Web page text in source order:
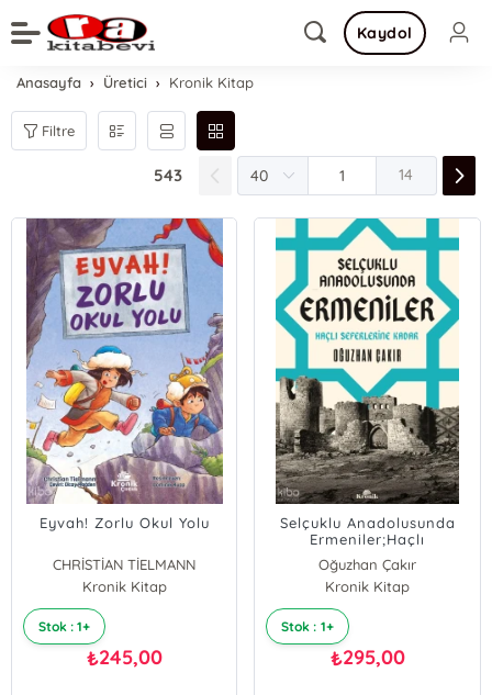
Kaydol
Anasayfa Üretici Kronik Kitap
Filtre
543 14
Eyvah! Zorlu Okul Yolu
CHRİSTİAN TİELMANN
Kronik Kitap
Stok : 1+
₺245,00
Selçuklu Anadolusunda
Ermeniler;Haçlı
Seferlerine Kadar
Oğuzhan Çakır
Kronik Kitap
Stok : 1+
₺295,00